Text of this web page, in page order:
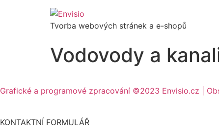
Tvorba webových stránek a e-shopů
Vodovody a
Grafické a programové zpracování ©2023 Envisio.cz |
KONTAKTNÍ FORMULÁŘ